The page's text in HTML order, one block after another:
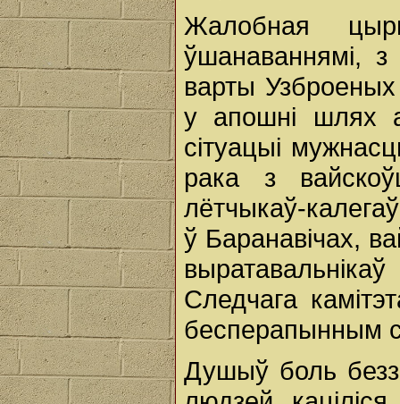
Жалобная
ўшанаваннямі, з
варты Узброеных
у апошні шлях
сітуацыі
рака з
лётчыкаў-
ў Баранавічах,
Следчага
бесперапынным
Душыў боль